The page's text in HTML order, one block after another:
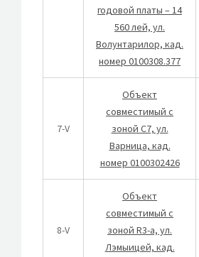
годовой платы – 14
560 лей, ул.
Волунтарилор, кад.
номер 0100308.377
7-V
Объект
совместимый с
зоной C7, ул.
Варница, кад.
номер 0100302426
8-V
Объект
совместимый с
зоной R3-a, ул.
Лэмыицей, кад.